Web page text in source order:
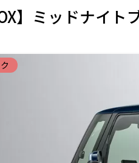
】ミッドナイ